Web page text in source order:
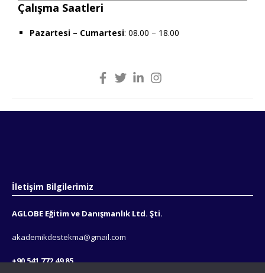
Çalışma Saatleri
Pazartesi – Cumartesi: 08.00 – 18.00
İletişim Bilgilerimiz
AGLOBE Eğitim ve Danışmanlık Ltd. Şti.
akademikdestekma@gmail.com
+90 541 772 49 85